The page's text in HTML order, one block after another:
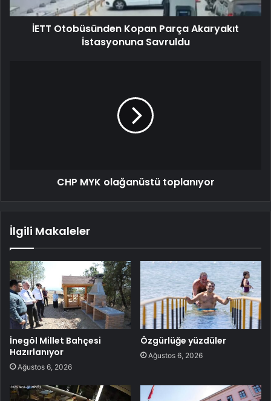
İETT Otobüsünden Kopan Parça Akaryakıt
İstasyonuna Savruldu
CHP MYK olağanüstü toplanıyor
İlgili Makaleler
İnegöl Millet Bahçesi
Hazırlanıyor
Ağustos 6, 2026
Özgürlüğe yüzdüler
Ağustos 6, 2026